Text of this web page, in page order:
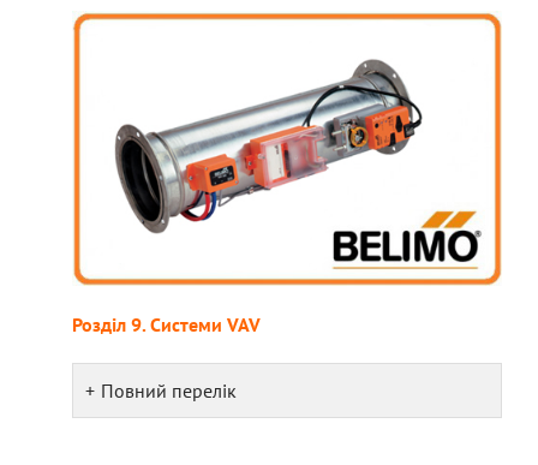
Розділ 9. Системи VAV
Повний перелік